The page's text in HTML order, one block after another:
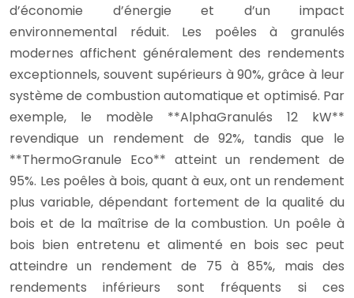
d’économie d’énergie et d’un impact
environnemental réduit. Les poêles à granulés
modernes affichent généralement des rendements
exceptionnels, souvent supérieurs à 90%, grâce à leur
système de combustion automatique et optimisé. Par
exemple, le modèle **AlphaGranulés 12 kW**
revendique un rendement de 92%, tandis que le
**ThermoGranule Eco** atteint un rendement de
95%. Les poêles à bois, quant à eux, ont un rendement
plus variable, dépendant fortement de la qualité du
bois et de la maîtrise de la combustion. Un poêle à
bois bien entretenu et alimenté en bois sec peut
atteindre un rendement de 75 à 85%, mais des
rendements inférieurs sont fréquents si ces